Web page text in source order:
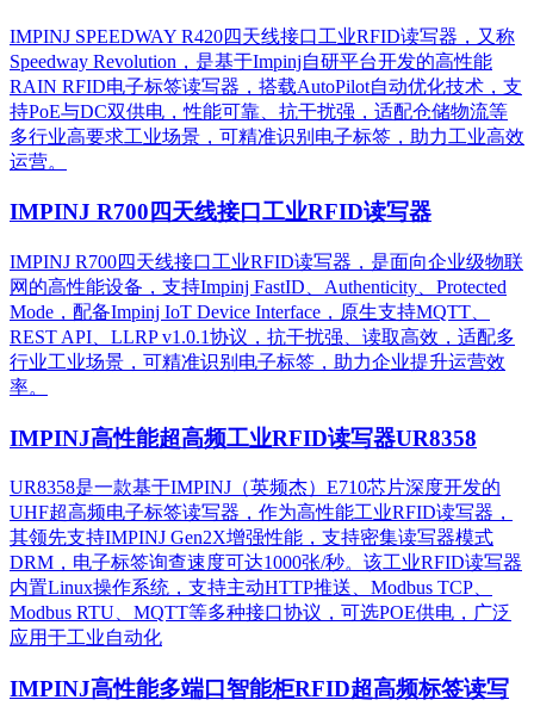
IMPINJ SPEEDWAY R420四天线接口工业RFID读写器，又称
Speedway Revolution，是基于Impinj自研平台开发的高性能
RAIN RFID电子标签读写器，搭载AutoPilot自动优化技术，支
持PoE与DC双供电，性能可靠、抗干扰强，适配仓储物流等
多行业高要求工业场景，可精准识别电子标签，助力工业高效
运营。​
IMPINJ R700四天线接口工业RFID读写器
IMPINJ R700四天线接口工业RFID读写器，是面向企业级物联
网的高性能设备，支持Impinj FastID、Authenticity、Protected
Mode，配备Impinj IoT Device Interface，原生支持MQTT、
REST API、LLRP v1.0.1协议，抗干扰强、读取高效，适配多
行业工业场景，可精准识别电子标签，助力企业提升运营效
率。
IMPINJ高性能超高频工业RFID读写器UR8358
UR8358是一款基于IMPINJ（英频杰）E710芯片深度开发的
UHF超高频电子标签读写器，作为高性能工业RFID读写器，
其领先支持IMPINJ Gen2X增强性能，支持密集读写器模式
DRM，电子标签询查速度可达1000张/秒。该工业RFID读写器
内置Linux操作系统，支持主动HTTP推送、Modbus TCP、
Modbus RTU、MQTT等多种接口协议，可选POE供电，广泛
应用于工业自动化
IMPINJ高性能多端口智能柜RFID超高频标签读写